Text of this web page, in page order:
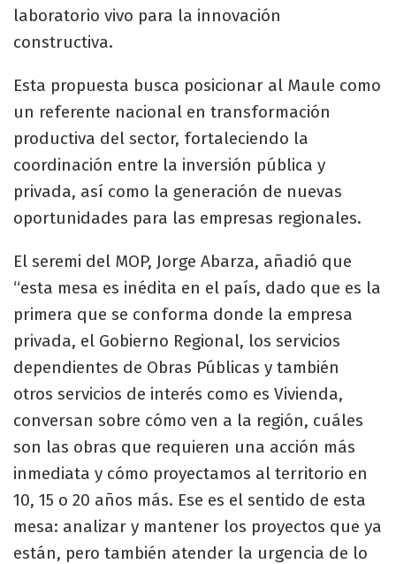
laboratorio vivo para la innovación
constructiva.
Esta propuesta busca posicionar al Maule como
un referente nacional en transformación
productiva del sector, fortaleciendo la
coordinación entre la inversión pública y
privada, así como la generación de nuevas
oportunidades para las empresas regionales.
El seremi del MOP, Jorge Abarza, añadió que
“esta mesa es inédita en el país, dado que es la
primera que se conforma donde la empresa
privada, el Gobierno Regional, los servicios
dependientes de Obras Públicas y también
otros servicios de interés como es Vivienda,
conversan sobre cómo ven a la región, cuáles
son las obras que requieren una acción más
inmediata y cómo proyectamos al territorio en
10, 15 o 20 años más. Ese es el sentido de esta
mesa: analizar y mantener los proyectos que ya
están, pero también atender la urgencia de lo